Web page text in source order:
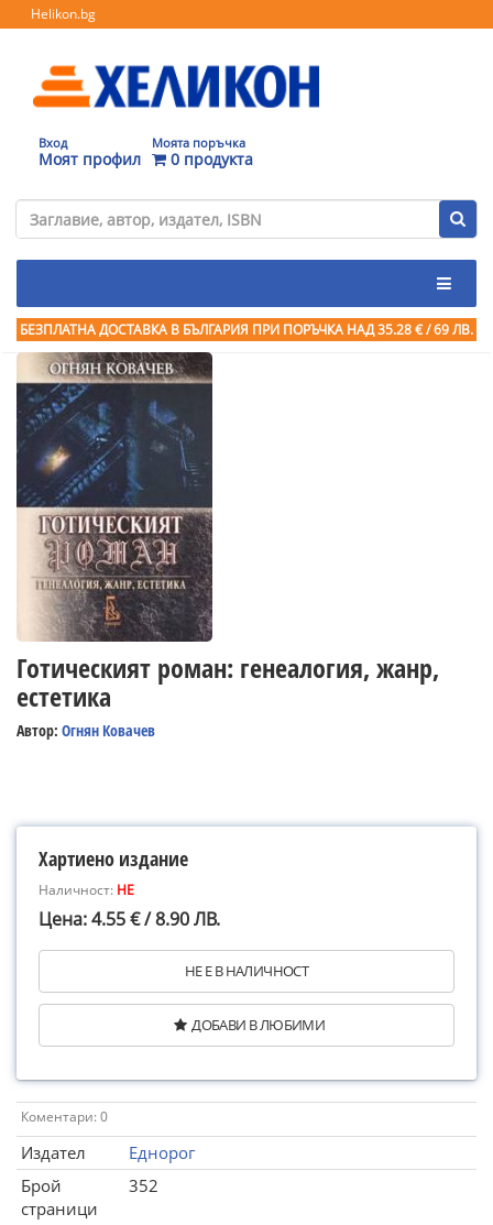
Helikon.bg
Вход
Моят профил
Моята поръчка
0 продукта
БЕЗПЛАТНА ДОСТАВКА В БЪЛГАРИЯ ПРИ ПОРЪЧКА НАД 35.28 € / 69 ЛВ.
Готическият роман: генеалогия, жанр,
естетика
Автор: Огнян Ковачев
Хартиено издание
Наличност: НЕ
Цена: 4.55 € / 8.90 ЛВ.
НЕ Е В НАЛИЧНОСТ
ДОБАВИ В ЛЮБИМИ
Коментари: 0
Издател
Еднорог
Брой
страници
352